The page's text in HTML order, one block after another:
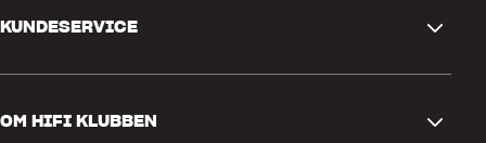
KUNDESERVICE
Spørsmål og svar
OM HIFI KLUBBEN